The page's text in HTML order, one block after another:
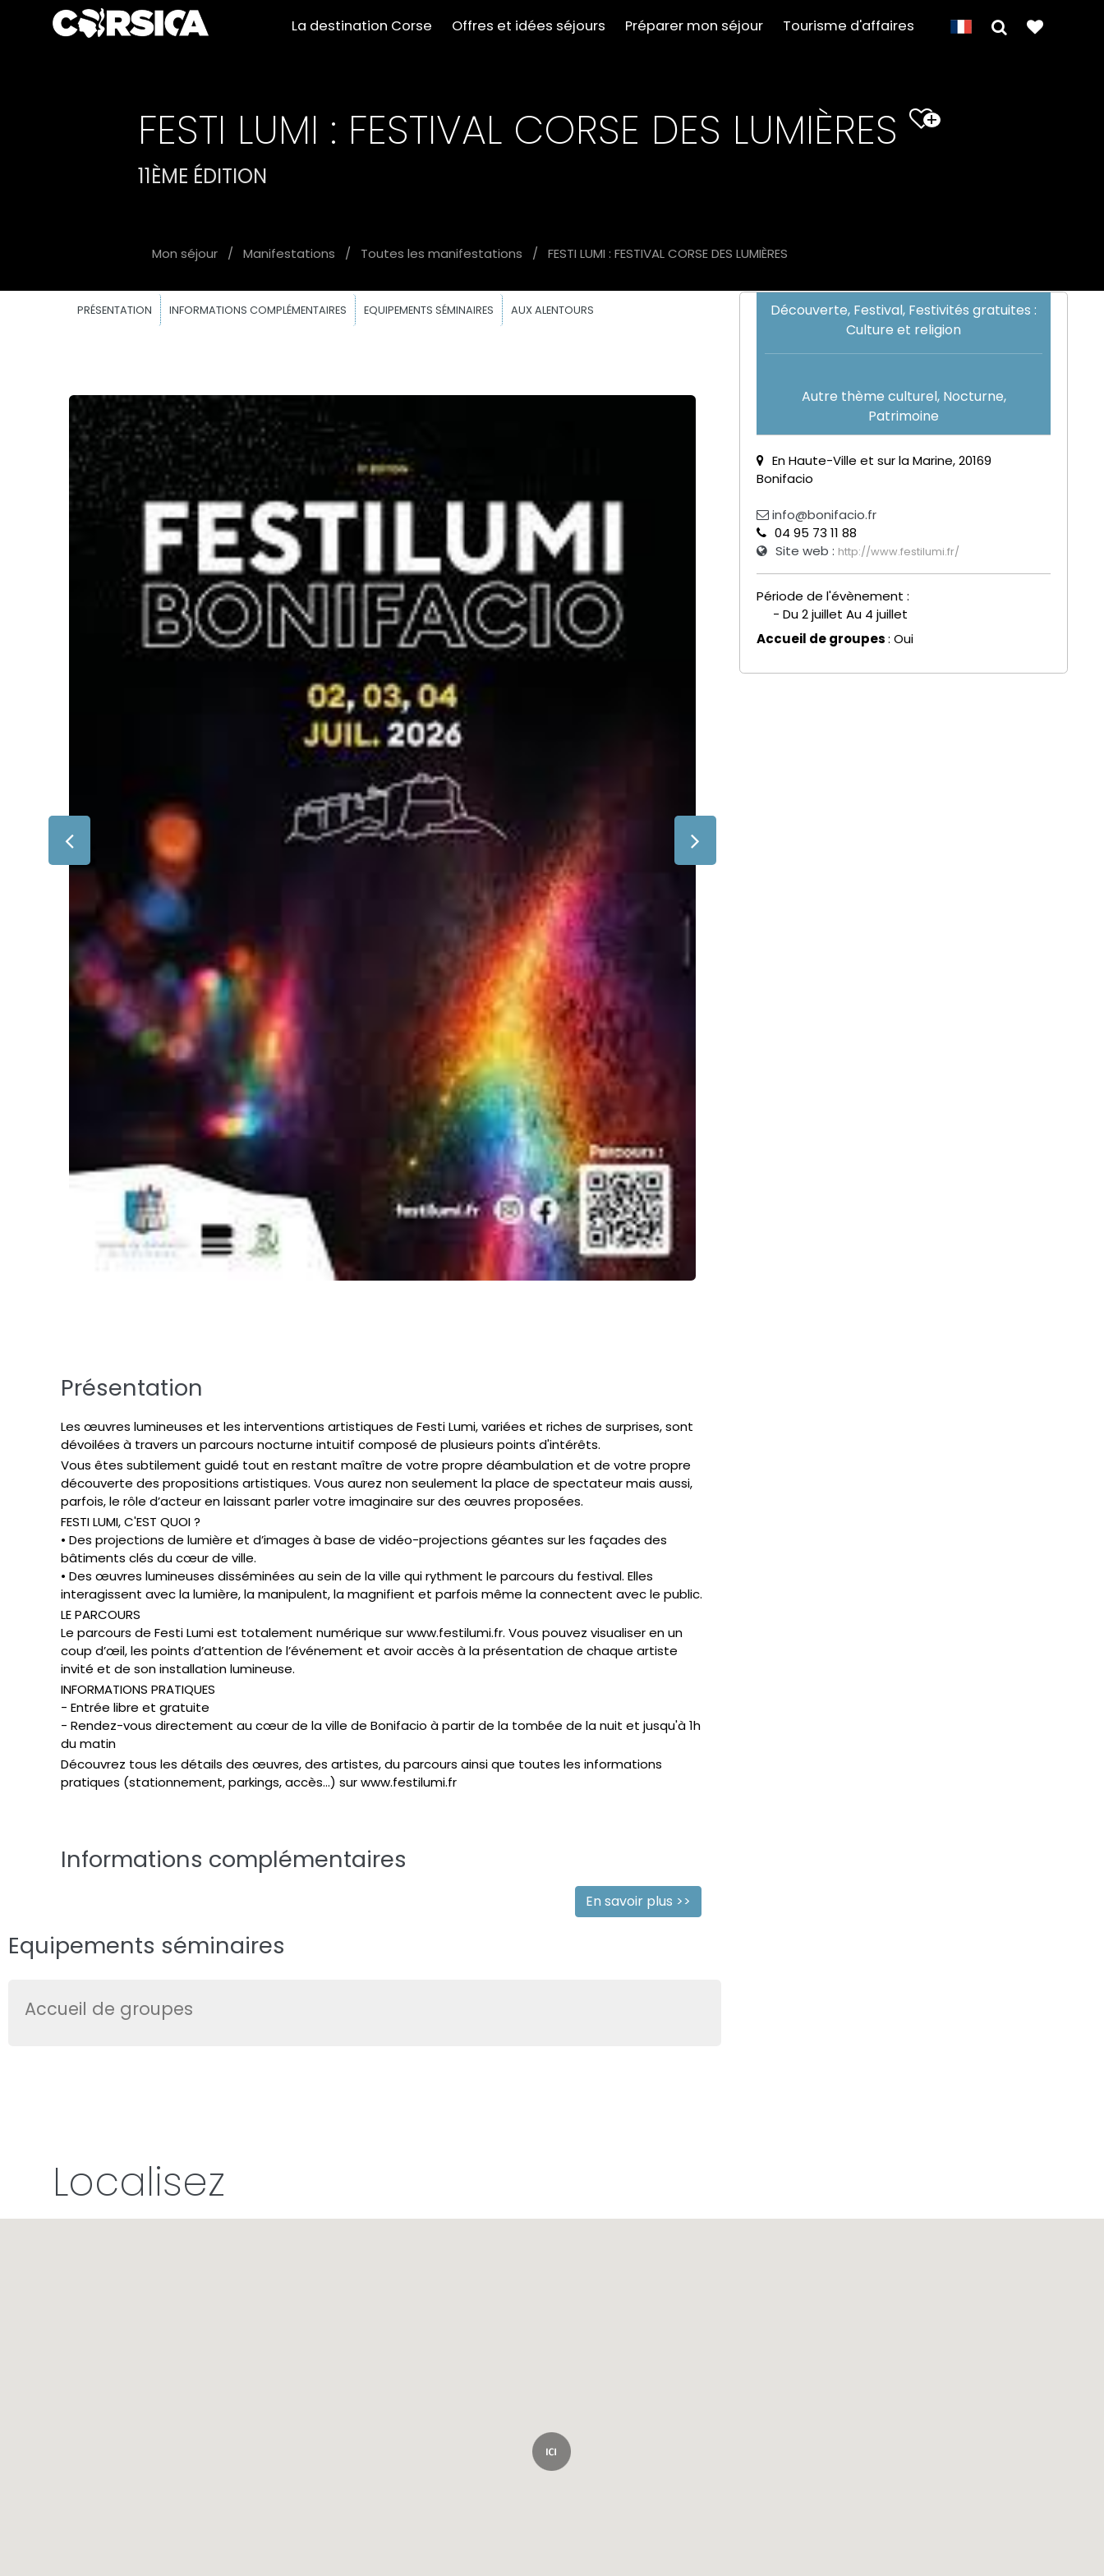
La destination Corse Offres et idées séjours Préparer mon séjour Tourisme d'affaires
FESTI LUMI : FESTIVAL CORSE DES LUMIÈRES +
11ÈME ÉDITION
Mon séjour / Manifestations / Toutes les manifestations / FESTI LUMI : FESTIVAL CORSE DES LUMIÈRES
PRÉSENTATION INFORMATIONS COMPLÉMENTAIRES EQUIPEMENTS SÉMINAIRES AUX ALENTOURS
Découverte, Festival, Festivités gratuites :
Culture et religion
Autre thème culturel, Nocturne,
Patrimoine
En Haute-Ville et sur la Marine, 20169
Bonifacio
info@bonifacio.fr
04 95 73 11 88
Site web : http://www.festilumi.fr/
Période de l'évènement :
- Du 2 juillet Au 4 juillet
Accueil de groupes: Oui
Présentation
Les œuvres lumineuses et les interventions artistiques de Festi Lumi, variées et riches de surprises, sont
dévoilées à travers un parcours nocturne intuitif composé de plusieurs points d'intérêts.
Vous êtes subtilement guidé tout en restant maître de votre propre déambulation et de votre propre
découverte des propositions artistiques. Vous aurez non seulement la place de spectateur mais aussi,
parfois, le rôle d’acteur en laissant parler votre imaginaire sur des œuvres proposées.
FESTI LUMI, C'EST QUOI ?
• Des projections de lumière et d’images à base de vidéo-projections géantes sur les façades des
bâtiments clés du cœur de ville.
• Des œuvres lumineuses disséminées au sein de la ville qui rythment le parcours du festival. Elles
interagissent avec la lumière, la manipulent, la magnifient et parfois même la connectent avec le public.
LE PARCOURS
Le parcours de Festi Lumi est totalement numérique sur www.festilumi.fr. Vous pouvez visualiser en un
coup d’œil, les points d’attention de l’événement et avoir accès à la présentation de chaque artiste
invité et de son installation lumineuse.
INFORMATIONS PRATIQUES
- Entrée libre et gratuite
- Rendez-vous directement au cœur de la ville de Bonifacio à partir de la tombée de la nuit et jusqu'à 1h
du matin
Découvrez tous les détails des œuvres, des artistes, du parcours ainsi que toutes les informations
pratiques (stationnement, parkings, accès…) sur www.festilumi.fr
Informations complémentaires
En savoir plus >>
Equipements séminaires
Accueil de groupes
Localisez